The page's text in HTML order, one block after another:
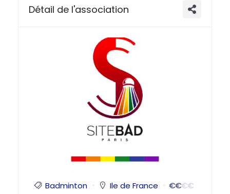
Détail de l'association
Badminton Ile de France €€€€